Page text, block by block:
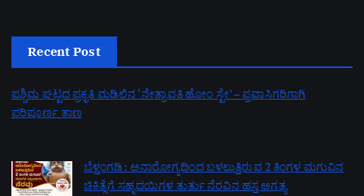
Recent Post
ಪಶ್ಚಿಮ ಘಟ್ಟದ ಪ್ರಕೃತಿ ಮಡಿಲಿನ ‘ನೇತ್ರಾವತಿ ಹೋಂ ಸ್ಟೇ’ – ಪ್ರವಾಸಿಗರಿಗಾಗಿ
ಪರಿಪೂರ್ಣ ತಾಣ
ಬೆಳ್ತಂಗಡಿ: ಅನಾರೋಗ್ಯದಿಂದ ಬಳಲುತ್ತಿರುವ 2 ತಿಂಗಳ ಮಗುವಿನ
ಚಿಕಿತ್ಸೆಗೆ ಸಹೃದಯಿಗಳ ತುರ್ತು ನೆರವಿನ ಹಸ್ತ ಅಗತ್ಯ